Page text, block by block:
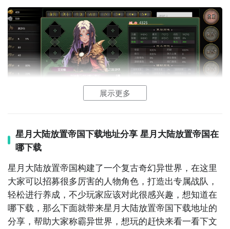
《星月大陆：放置帝国》最新下载预约地址
》》》》》#星月大陆：放置帝国#《《《《《
进入游戏后会发现，这个星月大陆的世界观设定还算完
整。玩家需要在这个奇幻世界里收集各种英雄，每个英
雄都有自己的背景故事和技能设定。这些英雄不是随便
凑数的，他们的天赋系统做得比较细致，技能搭配起来
展示更多
星月大陆放置帝国下载地址分享 星月大陆放置帝国在
哪下载
星月大陆放置帝国构建了一个复古奇幻异世界，在这里
大家可以招募很多厉害的人物角色，打造出专属战队，
轻松进行养成，不少玩家应该对此很感兴趣，想知道在
哪下载，那么下面就带来星月大陆放置帝国下载地址的
分享，帮助大家称霸异世界，想玩的赶快来看一看下文